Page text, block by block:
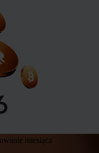
miesiąca